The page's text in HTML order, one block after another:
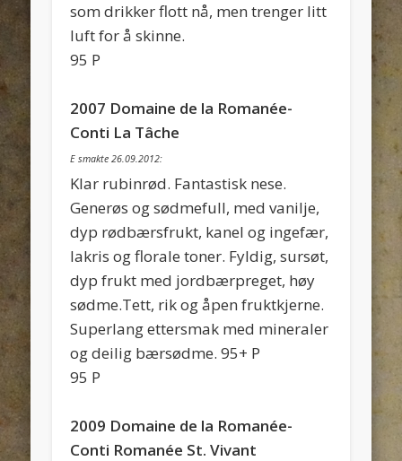
som drikker flott nå, men trenger litt
luft for å skinne.
95 P
2007 Domaine de la Romanée-
Conti La Tâche
E smakte 26.09.2012:
Klar rubinrød. Fantastisk nese.
Generøs og sødmefull, med vanilje,
dyp rødbærsfrukt, kanel og ingefær,
lakris og florale toner. Fyldig, sursøt,
dyp frukt med jordbærpreget, høy
sødme.Tett, rik og åpen fruktkjerne.
Superlang ettersmak med mineraler
og deilig bærsødme. 95+ P
95 P
2009 Domaine de la Romanée-
Conti Romanée St. Vivant